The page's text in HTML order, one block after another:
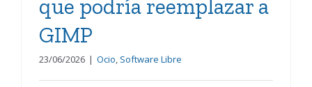
que podría reemplazar a
GIMP
23/06/2026 | Ocio, Software Libre